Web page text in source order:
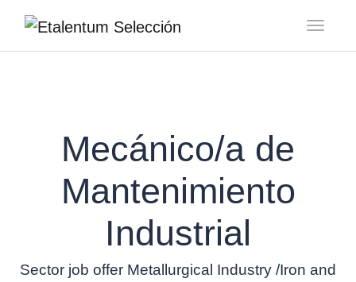
Mecánico/a de
Mantenimiento
Industrial
Sector job offer Metallurgical Industry /Iron and